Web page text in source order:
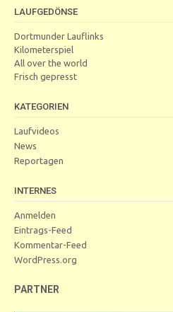
LAUFGEDÖNSE
Dortmunder Lauflinks
Kilometerspiel
All over the world
Frisch gepresst
KATEGORIEN
Laufvideos
News
Reportagen
INTERNES
Anmelden
Eintrags-Feed
Kommentar-Feed
WordPress.org
PARTNER